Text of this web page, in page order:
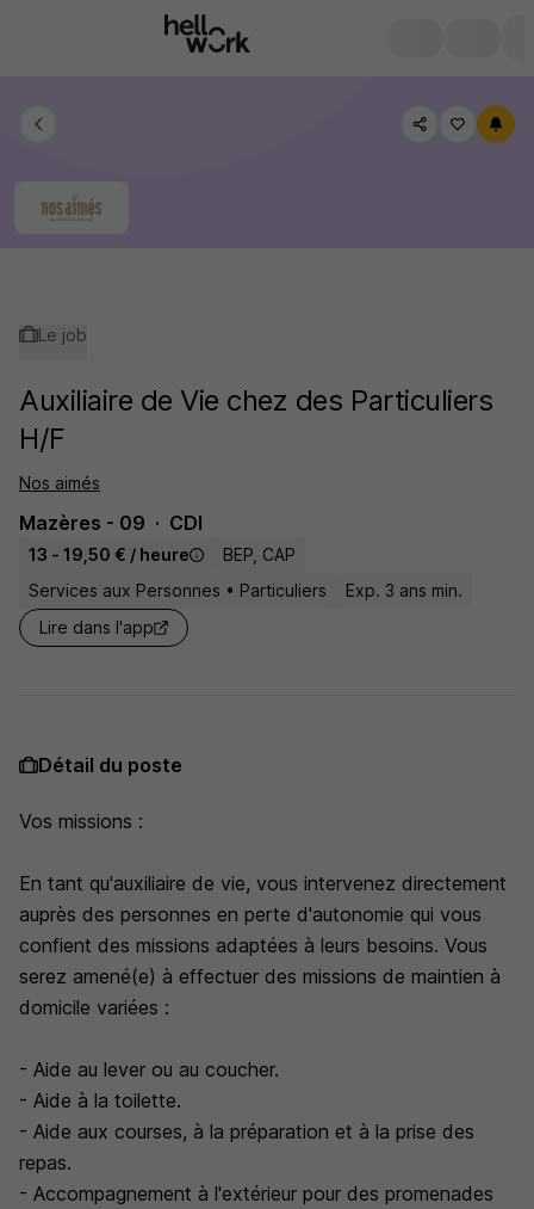
Le job
Auxiliaire de Vie chez des Particuliers
H/F
Nos aimés
Mazères - 09 CDI
13 - 19,50 € / heure
BEP, CAP
Services aux Personnes • Particuliers
Exp. 3 ans min.
Lire dans l'app
Détail du poste
Vos missions :
En tant qu'auxiliaire de vie, vous intervenez directement
auprès des personnes en perte d'autonomie qui vous
confient des missions adaptées à leurs besoins. Vous
serez amené(e) à effectuer des missions de maintien à
domicile variées :
- Aide au lever ou au coucher.
- Aide à la toilette.
- Aide aux courses, à la préparation et à la prise des
repas.
- Accompagnement à l'extérieur pour des promenades